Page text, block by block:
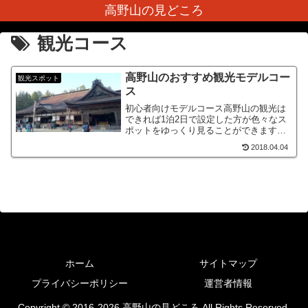
高野山の見どころ
観光コース
観光スポット
高野山のおすすめ観光モデルコー
ス
初心者向けモデルコース高野山の観光は
できれば1泊2日で設定した方が色々なス
ポットをゆっくり見ることができます。
す。高野山駅 13:00|霊宝館
2018.04.04
ホーム
サイトマップ
プライバシーポリシー
運営者情報